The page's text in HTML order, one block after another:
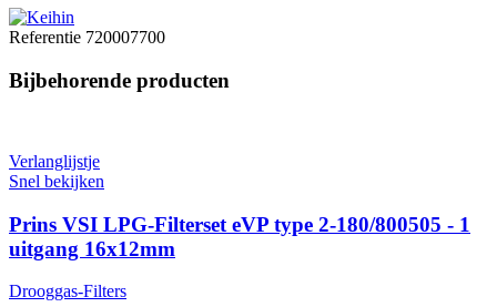
Referentie 720007700
Bijbehorende producten
Verlanglijstje
Snel bekijken
Prins VSI LPG-Filterset eVP type 2-180/800505 - 1
uitgang 16x12mm
Drooggas-Filters